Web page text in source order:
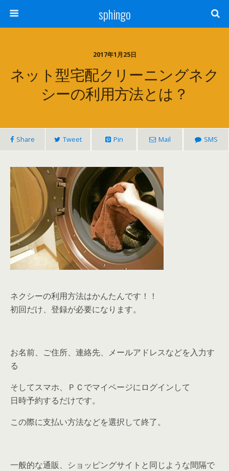
sphingo
2017年1月25日
ネット型宅配クリーニングネク
シーの利用方法とは？
Share Tweet Pin Mail SMS
ネクシーの利用方法はかんたんです！！
初回だけ、登録が必要になります。
お名前、ご住所、連絡先、メールアドレスなどを入力す
る
そしてスマホ、ＰＣでマイページにログインして
日時予約するだけです。
この際に支払い方法などを選択して終了。
一般的な通販、ショッピングサイトと同じような間隔で